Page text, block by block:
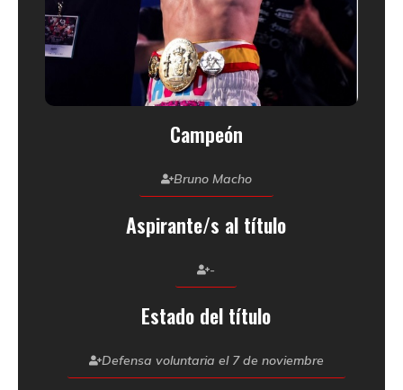
Campeón
Bruno Macho
Aspirante/s al título
-
Estado del título
Defensa voluntaria el 7 de noviembre